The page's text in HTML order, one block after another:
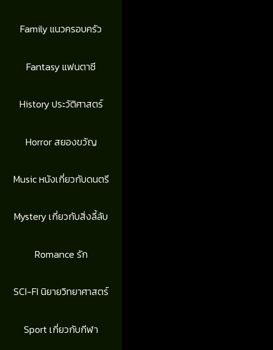
Family แนวครอบครัว
Fantasy แฟนตาซี
History ประวัติศาสตร์
Horror สยองขวัญ
Music หนังเกี่ยวกับดนตรี
Mystery เกี่ยวกับสิ่งลี้ลับ
Romance รัก
SCI-FI นิยายวิทยาศาสตร์
Sport เกี่ยวกับกีฬา